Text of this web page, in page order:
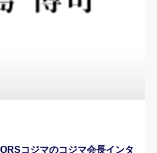
コジマのコジマ会長インタ